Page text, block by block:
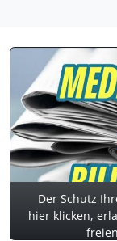
Der Schutz
hier klicken,